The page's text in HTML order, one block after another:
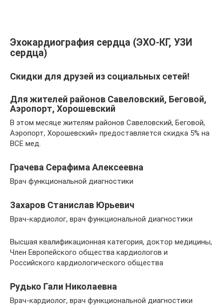
Эхокардиография сердца (ЭХО-КГ, УЗИ
сердца)
Скидки для друзей из социальных сетей!
Для жителей районов Савеловский, Беговой,
Аэропорт, Хорошевский
В этом месяце жителям районов Савеловский, Беговой,
Аэропорт, Хорошевский» предоставляется скидка 5% на
ВСЕ мед.
Грачева Серафима Алексеевна
Врач функциональной диагностики
Захаров Станислав Юрьевич
Врач-кардиолог, врач функциональной диагностики
Высшая квалификационная категория, доктор медицины,
Член Европейского общества кардиологов и
Российского кардиологического общества
Рудько Гали Николаевна
Врач-кардиолог, врач функциональной диагностики